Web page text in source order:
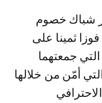
ثمينا على
جمعتهما
أمّن من خلالها